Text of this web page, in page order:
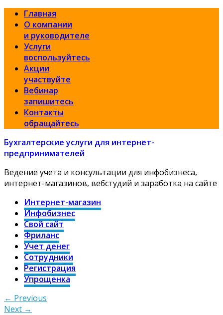
Главная
О компании
и руководителе
Услуги
воспользуйтесь
Акции
участвуйте
Вебинар
запишитесь
Контакты
обращайтесь
Бухгалтерские услуги для интернет-
предпринимателей
Ведение учета и консультации для инфобизнеса,
интернет-магазинов, вебстудий и заработка на сайте
Интернет-магазин
Инфобизнес
Свой сайт
Фриланс
Учет денег
Сотрудники
Регистрация
Упрощенка
← Previous
Next →